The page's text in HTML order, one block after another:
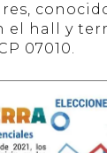
el hall y
07010.